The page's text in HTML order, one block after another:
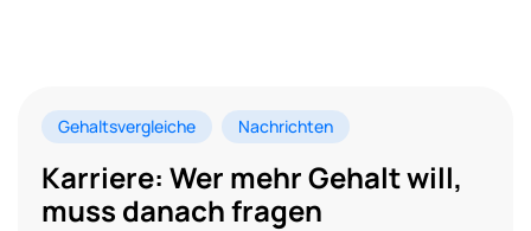
Gehaltsvergleiche Nachrichten
Karriere: Wer mehr Gehalt will,
muss danach fragen